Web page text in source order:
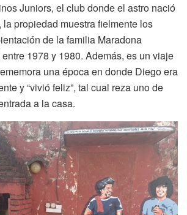
Juniors, el club donde el astro nació
propiedad muestra fielmente los
de la familia Maradona
1978 y 1980. Además, es un viaje
una época en donde Diego era
y “vivió feliz”, tal cual reza uno de
a la casa.